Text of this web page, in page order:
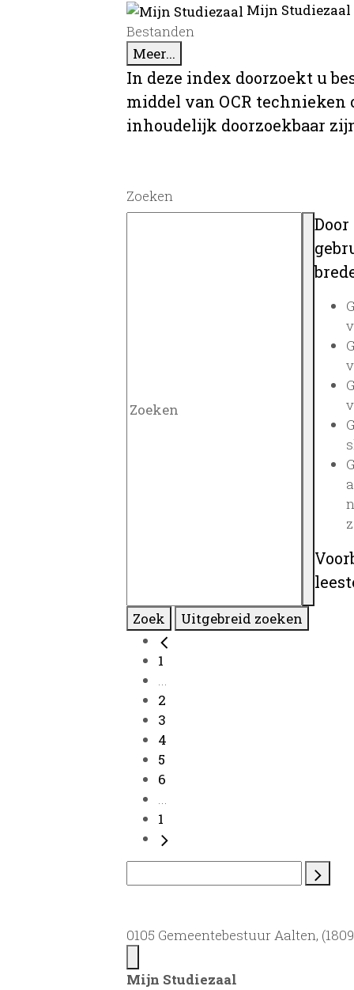
Mijn
Bestanden
Meer...
In deze index doorzoekt u
middel van OCR
inhoudelijk doorzoekbaar
Zoeken
Zoek Uitgebreid zoeken
1
...
2
3
4
5
6
...
1
0105 Gemeentebestuur Aalten,
Mijn Studiezaal